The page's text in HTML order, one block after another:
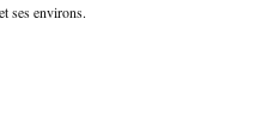
et ses environs.